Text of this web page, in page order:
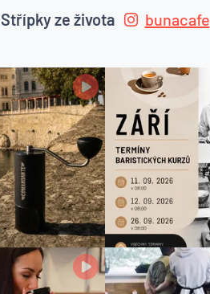
Střípky ze života bunacafe